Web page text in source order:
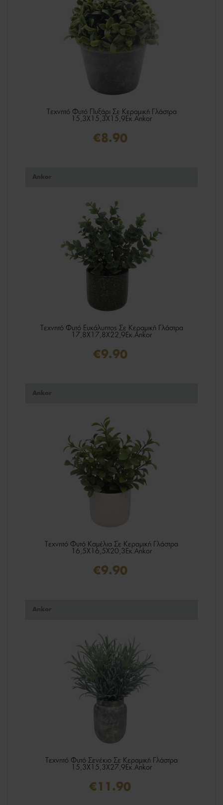
Τεχνητό Φυτό Πυξάρι Σε Κεραμική Γλάστρα
15,3X15,3X15,9Εκ.Ankor
€8.90
Ankor
Τεχνητό Φυτό Ευκάλυπτος Σε Κεραμική Γλάστρα
17,8X17,8X22,9Εκ.Ankor
€9.90
Ankor
Τεχνητό Φυτό Καμέλια Σε Κεραμική Γλάστρα
16,5X16,5X20,3Εκ.Ankor
€9.90
Ankor
Τεχνητό Φυτό Σενέκιο Σε Κεραμική Γλάστρα
15,3X15,3X27,9Εκ.Ankor
€11.90